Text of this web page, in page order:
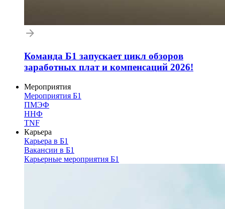
Команда Б1 запускает цикл обзоров
заработных плат и компенсаций 2026!
Мероприятия
Мероприятия Б1
ПМЭФ
ННФ
TNF
Карьера
Карьера в Б1
Вакансии в Б1
Карьерные мероприятия Б1